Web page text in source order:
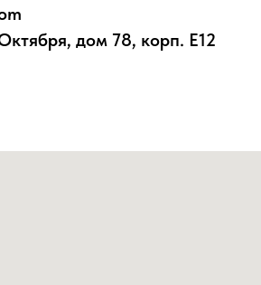
дом 78, корп. Е12